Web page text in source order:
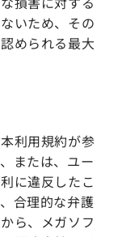
いため、その
められる最大
利用規約が参
または、ユー
に違反したこ
合理的な弁護
ら、メガソフ